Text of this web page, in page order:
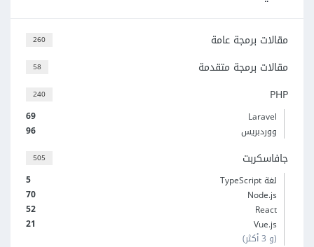
260 مقالات برمجة عامة
58 مقالات برمجة متقدمة
240 PHP
69
Laravel
96
ووردبريس
505 جافاسكربت
5
لغة TypeScript
70
Node.js
52
React
21
Vue.js
(و 3 أكثر)